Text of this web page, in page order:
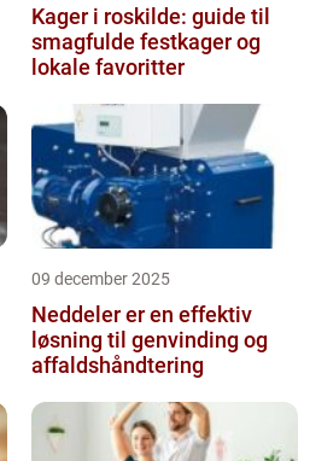
Kager i roskilde: guide til
smagfulde festkager og
lokale favoritter
09 december 2025
Neddeler er en effektiv
løsning til genvinding og
affaldshåndtering